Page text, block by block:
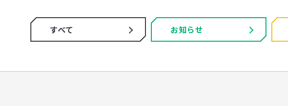
すべて お知らせ